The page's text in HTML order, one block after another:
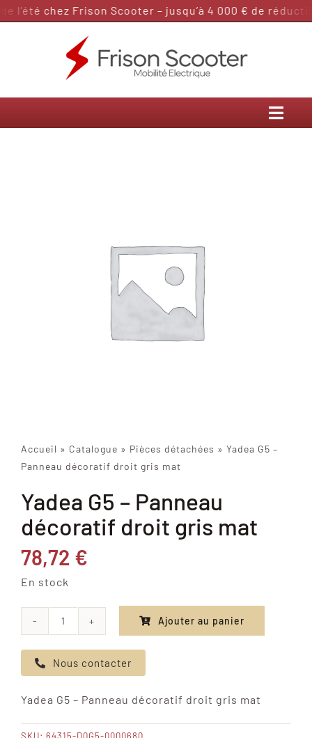
Passer
l’été chez Frison Scooter – jusqu’à 4 000 € de
Accueil » Catalogue » Pièces détachées » Yadea G5 –
Panneau décoratif droit gris mat
Yadea G5 – Panneau
décoratif droit gris mat
78,72 €
En stock
de
Yadea
-
Panneau
Ajouter au panier
Nous contacter
Yadea G5 – Panneau décoratif droit gris mat